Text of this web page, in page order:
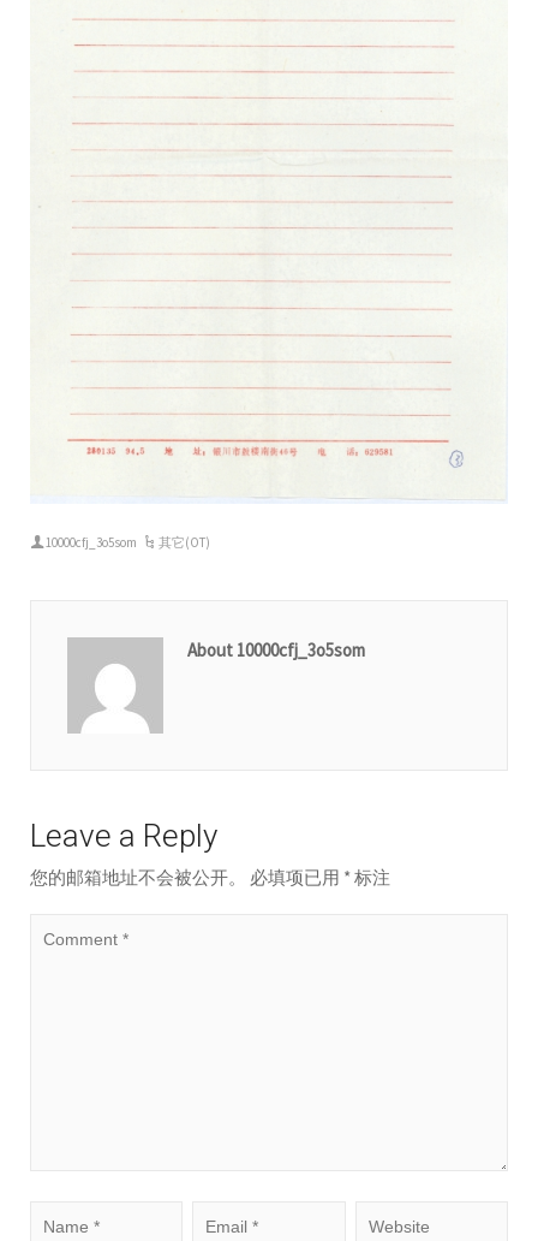
10000cfj_3o5som 其它(OT)
About 10000cfj_3o5som
Leave a Reply
您的邮箱地址不会被公开。 必填项已用 *标注